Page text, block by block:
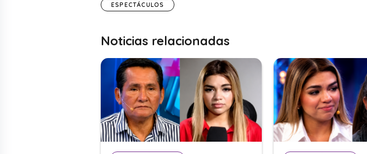
ESPECTÁCULOS
Noticias relacionadas